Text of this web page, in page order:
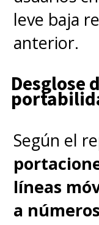
el cambio
del
De
Argentina
éxito para
países de
DIRECTV
leve baja
anterior.
Desglose
Según el
líneas
a